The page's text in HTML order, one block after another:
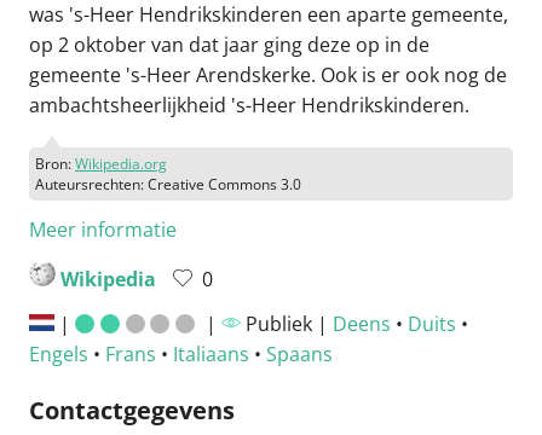
was 's-Heer Hendrikskinderen een aparte gemeente,
op 2 oktober van dat jaar ging deze op in de
gemeente 's-Heer Arendskerke. Ook is er ook nog de
ambachtsheerlijkheid 's-Heer Hendrikskinderen.
Bron:Wikipedia.org
Auteursrechten: Creative Commons 3.0
Meer informatie
Wikipedia
0
|
| Publiek | Deens • Duits •
Engels • Frans • Italiaans • Spaans
Contactgegevens